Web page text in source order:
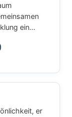
ein
er